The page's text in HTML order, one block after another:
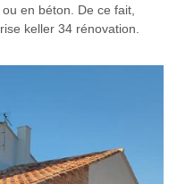
en béton. De ce fait,
keller 34 rénovation.